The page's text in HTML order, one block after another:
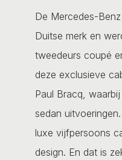
De Mercedes-
Duitse merk en
tweedeurs coupé
deze exclusieve
Paul Bracq,
sedan
luxe vijfpersoons
design. En dat is